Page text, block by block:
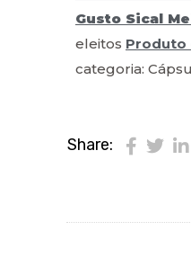
Gusto Sical
eleitos Produto
categoria:
Share: